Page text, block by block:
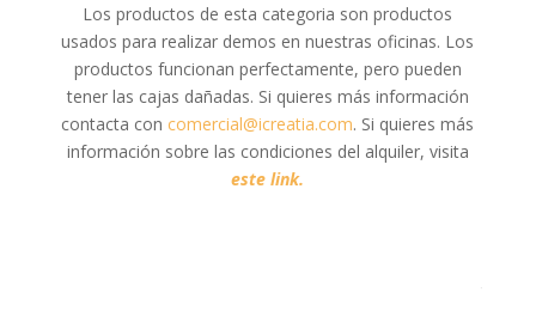
Los productos de esta categoria son productos
usados para realizar demos en nuestras oficinas. Los
productos funcionan perfectamente, pero pueden
tener las cajas dañadas. Si quieres más información
contacta con comercial@icreatia.com. Si quieres más
información sobre las condiciones del alquiler, visita
este link.